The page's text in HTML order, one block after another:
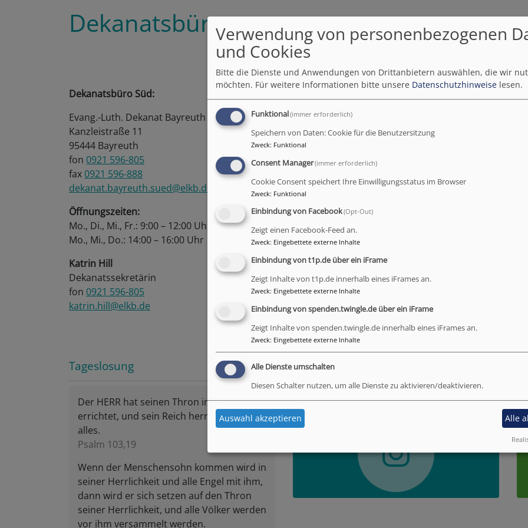
Dekanatsbüros
Dekanatsbüro Süd:
Evang.-Luth. Dekanat Bayreuth
Kanzleistraße 11
95444 Bayreuth
fon 0921 596-805
fax 0921 596-888
dekanat.bayreuth.sued@elkb.de
Öffnungszeiten:
Mo., Di., Mi., Fr.: 9:00 – 12:00 Uhr und
Mo., Mi., Do.: 14:00 – 16:00 Uhr
Katrin Hill
Dekanatssekretärin
fon 0921 596-805
katrin.hill@elkb.de
Kirchplatz 2 (im
Dekanatssekretärin
anja.baer@elkb.de
Tageslosung
Der HERR hat seinen Thron im Himmel
errichtet, und sein Reich herrscht über
alles.
Psalm 103,19
Wenn der Menschensohn kommen wird in
seiner Herrlichkeit und alle Engel mit ihm,
dann wird er sich setzen auf den Thron
seiner Herrlichkeit, und alle Völker werden
vor ihm versammelt werden.
Instagram
Verwendung von personenbezogenen
und Cookies
Bitte die Dienste und Anwendungen von Drittanbietern auswählen, die wir
möchten. Für weitere Informationen bitte unsere Datenschutzhinweise lesen.
Funktional(immer erforderlich)
Speichern von Daten: Cookie für die Benutzersitzung
Zweck: Funktional
Consent Manager(immer erforderlich)
Cookie Consent speichert Ihre Einwilligungsstatus im Browser
Zweck: Funktional
Einbindung von Facebook(Opt-Out)
Zeigt einen Facebook-Feed an.
Zweck: Eingebettete externe Inhalte
Einbindung von t1p.de über ein iFrame
Zeigt Inhalte von t1p.de innerhalb eines iFrames an.
Zweck: Eingebettete externe Inhalte
Einbindung von spenden.twingle.de über ein iFrame
Zeigt Inhalte von spenden.twingle.de innerhalb eines iFrames an.
Zweck: Eingebettete externe Inhalte
Alle Dienste umschalten
Diesen Schalter nutzen, um alle Dienste zu aktivieren/deaktivieren.
Auswahl akzeptieren Alle